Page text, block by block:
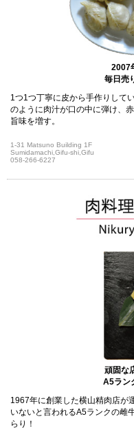
2007
毎日売
1つ1つ丁寧に皮から手作りして
のように肉汁が口の中に弾け、
旨味を増す。
1-31 Matsuno Building 1F
Sumidamachi,Gifu-shi,Gifu
058-266-6227
頑固な
A5ラン
1967年に創業した横山精肉店が
いないと言われるA5ランクの雌
らり！